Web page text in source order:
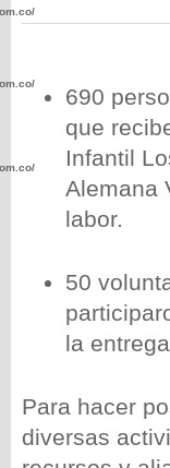
690
que
Infantil
Alemana
labor.
50
la
Para hacer
diversas
wp-
wp-
wp-
wp-